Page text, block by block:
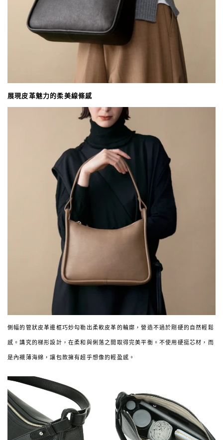
展現皮革魅力的柔美線條感
側幅的管狀皮革邊框巧妙勾勒出柔軟皮革的輪廓，營造不過於剛硬的自然輕鬆
感。講究的梯形設計，在柔和與俐落之間取得完美平衡。不使用硬挺芯材，而
是內襯薄海綿，讓包款擁有超乎想像的輕盈感。